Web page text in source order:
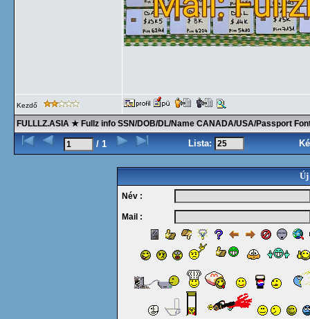
Kezdő
FULLLZ.ASIA ★ Fullz info SSN/DOB/DL/Name CANADA/USA/Passport
/ 1 Lista:
Új
Név :
Mail :